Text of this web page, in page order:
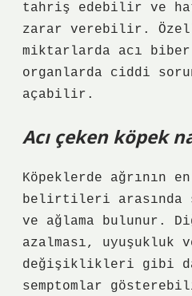
tahriş edebilir ve
zarar verebilir.
miktarlarda acı biber
organlarda ciddi
açabilir.
Acı çeken köpek
Köpeklerde ağrının
belirtileri arasında
ve ağlama bulunur.
azalması, uyuşukluk
değişiklikleri gibi
semptomlar